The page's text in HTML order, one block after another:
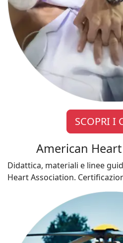
SCOPRI I
American
Didattica, materiali e linee
Heart Association.